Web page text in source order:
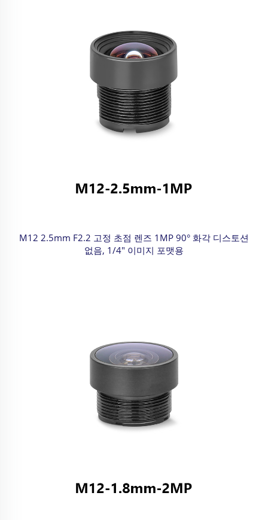
M12 2.5mm F2.2 고정 초점 렌즈 1MP 90° 화각 디스토션
없음, 1/4" 이미지 포맷용